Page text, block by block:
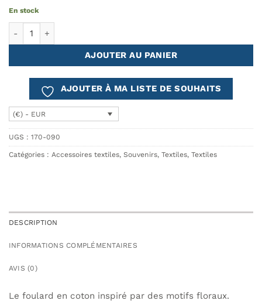
En stock
AJOUTER AU PANIER
AJOUTER À MA LISTE DE SOUHAITS
(€) - EUR
UGS : 170-090
Catégories : Accessoires textiles, Souvenirs, Textiles, Textiles
DESCRIPTION
INFORMATIONS COMPLÉMENTAIRES
AVIS (0)
Le foulard en coton inspiré par des motifs floraux.